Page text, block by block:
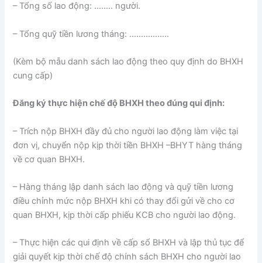
– Tổng số lao động: ….…. người.
– Tổng quỹ tiền lương tháng: ……………..
(Kèm bộ mẫu danh sách lao động theo quy định do BHXH
cung cấp)
Đăng ký thực hiện chế độ BHXH theo đúng qui định:
– Trích nộp BHXH đầy đủ cho người lao động làm việc tại
đơn vị, chuyển nộp kịp thời tiền BHXH –BHYT hàng tháng
về cơ quan BHXH.
– Hàng tháng lập danh sách lao động và quỹ tiền lương
điều chỉnh mức nộp BHXH khi có thay đổi gửi về cho cơ
quan BHXH, kịp thời cấp phiếu KCB cho người lao động.
– Thực hiện các qui định về cấp sổ BHXH và lập thủ tục để
giải quyết kịp thời chế độ chính sách BHXH cho người lao